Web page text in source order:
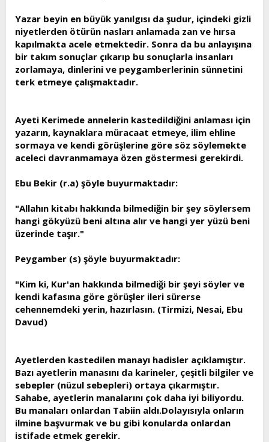
Yazar beyin en büyük yanılgısı da şudur, içindeki gizli
niyetlerden ötürün nasları anlamada zan ve hırsa
kapılmakta acele etmektedir. Sonra da bu anlayışına
bir takım sonuçlar çıkarıp bu sonuçlarla insanları
zorlamaya, dinlerini ve peygamberlerinin sünnetini
terk etmeye çalışmaktadır.
Ayeti Kerimede annelerin kastedildiğini anlaması için
yazarın, kaynaklara müracaat etmeye, ilim ehline
sormaya ve kendi görüşlerine göre söz söylemekte
aceleci davranmamaya özen göstermesi gerekirdi.
Ebu Bekir (r.a) şöyle buyurmaktadır:
"Allahın kitabı hakkında bilmediğin bir şey söylersem
hangi gökyüzü beni altına alır ve hangi yer yüzü beni
üzerinde taşır."
Peygamber (s) şöyle buyurmaktadır:
"Kim ki, Kur'an hakkında bilmediği bir şeyi söyler ve
kendi kafasına göre görüşler ileri sürerse
cehennemdeki yerin, hazırlasın. (Tirmizi, Nesai, Ebu
Davud)
Ayetlerden kastedilen manayı hadisler açıklamıştır.
Bazı ayetlerin manasını da karineler, çeşitli bilgiler ve
sebepler (nüzul sebepleri) ortaya çıkarmıştır.
Sahabe, ayetlerin manalarını çok daha iyi biliyordu.
Bu manaları onlardan Tabiin aldı.Dolayısıyla onların
ilmine başvurmak ve bu gibi konularda onlardan
istifade etmek gerekir.